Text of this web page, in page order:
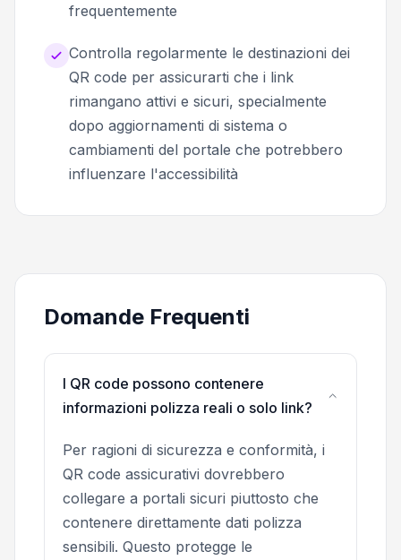
frequentemente
Controlla regolarmente le destinazioni dei
QR code per assicurarti che i link
rimangano attivi e sicuri, specialmente
dopo aggiornamenti di sistema o
cambiamenti del portale che potrebbero
influenzare l'accessibilità
Domande Frequenti
I QR code possono contenere
informazioni polizza reali o solo link?
Per ragioni di sicurezza e conformità, i
QR code assicurativi dovrebbero
collegare a portali sicuri piuttosto che
contenere direttamente dati polizza
sensibili. Questo protegge le